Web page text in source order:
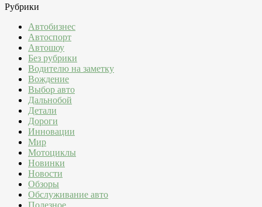
Рубрики
Автобизнес
Автоспорт
Автошоу
Без рубрики
Водителю на заметку
Вождение
Выбор авто
Дальнобой
Детали
Дороги
Инновации
Мир
Мотоциклы
Новинки
Новости
Обзоры
Обслуживание авто